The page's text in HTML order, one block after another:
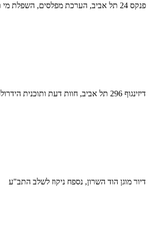
פנקס 24 תל אביב, הערכת מפלסים, השפלת מי תהום, ניהול מי נגר
דיזינגוף 296 תל אביב, חוות דעת ותוכנית הידרולוגית לניהול מי נגר
דיור מוגן הוד השרון, נספח ניקוז לשלב התב"ע